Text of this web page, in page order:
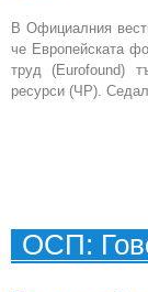
В Официалния
че Европейската
труд (Eurofound)
ресурси (ЧР).
ОСП: